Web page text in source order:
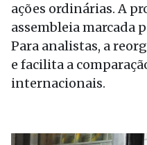
ações ordinárias. A
assembleia marcada
Para analistas, a
e facilita a
internacionais.